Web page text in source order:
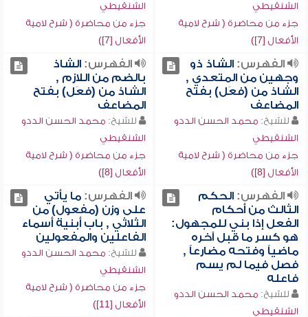
الشنقيطي
جزء من محاضرة ( شرح لامية
الأفعال [7])
الشنقيطي
جزء من محاضرة ( شرح لامية
الأفعال [7])
الفهرس:الشاذ ذو
وجهين من المتعدي ,
الشاذ من (فعَل) بفتح
المضاعف
للشيخ: محمد الحسن الددو
الشنقيطي
جزء من محاضرة ( شرح لامية
الأفعال [8])
الفهرس:الشاذ
بالضم من اللازم ,
الشاذ من (فعَل) بفتح
المضاعف
للشيخ: محمد الحسن الددو
الشنقيطي
جزء من محاضرة ( شرح لامية
الأفعال [8])
الفهرس:الحكم
الثالث من أحكام
الفعل إذا بني للمجهول:
هو كسر ما قبل آخره
ماضياً وفتحه مضارعاً ,
فصل فيما لم يسم
فاعله
للشيخ: محمد الحسن الددو
الشنقيطي
الفهرس:ما يأتي
على وزن (مفعول) من
الثلاثي , باب أبنية أسماء
الفاعلين والمفعولين
للشيخ: محمد الحسن الددو
الشنقيطي
جزء من محاضرة ( شرح لامية
الأفعال [11])